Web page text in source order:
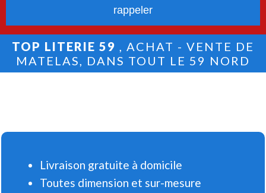
TOP LITERIE 59 , ACHAT - VENTE DE
MATELAS, DANS TOUT LE 59 NORD
Livraison gratuite à domicile
Toutes dimension et sur-mesure